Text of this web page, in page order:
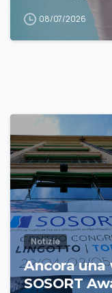
08/07/2026
Notizie
Ancora una
SOSORT